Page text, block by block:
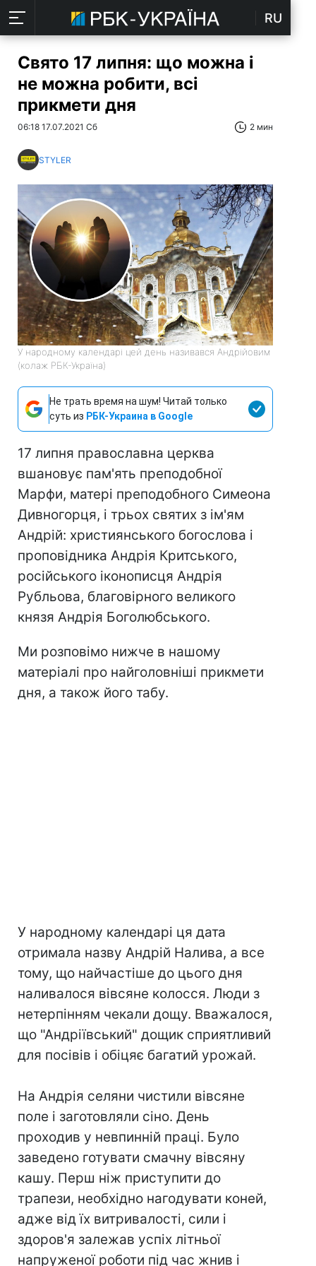
RU
Свято 17 липня: що можна і
не можна робити, всі
прикмети дня
06:18 17.07.2021 Сб 2 мин
STYLER
У народному календарі цей день називався Андрійовим
(колаж РБК-Україна)
Не трать время на шум! Читай только
суть из РБК-Украина в Google
17 липня православна церква
вшановує пам'ять преподобної
Марфи, матері преподобного Симеона
Дивногорця, і трьох святих з ім'ям
Андрій: християнського богослова і
проповідника Андрія Критського,
російського іконописця Андрія
Рубльова, благовірного великого
князя Андрія Боголюбського.
Ми розповімо нижче в нашому
матеріалі про найголовніші прикмети
дня, а також його табу.
У народному календарі ця дата
отримала назву Андрій Налива, а все
тому, що найчастіше до цього дня
наливалося вівсяне колосся. Люди з
нетерпінням чекали дощу. Вважалося,
що "Андріївський" дощик сприятливий
для посівів і обіцяє багатий урожай.
На Андрія селяни чистили вівсяне
поле і заготовляли сіно. День
проходив у невпинній праці. Було
заведено готувати смачну вівсяну
кашу. Перш ніж приступити до
трапези, необхідно нагодувати коней,
адже від їх витривалості, сили і
здоров'я залежав успіх літньої
напруженої роботи під час жнив і